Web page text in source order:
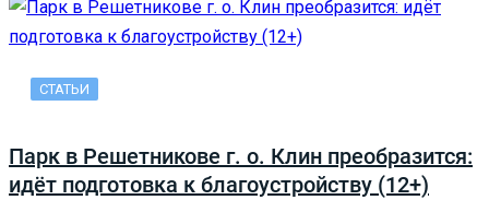
СТАТЬИ
Парк в Решетникове г. о. Клин преобразится:
идёт подготовка к благоустройству (12+)